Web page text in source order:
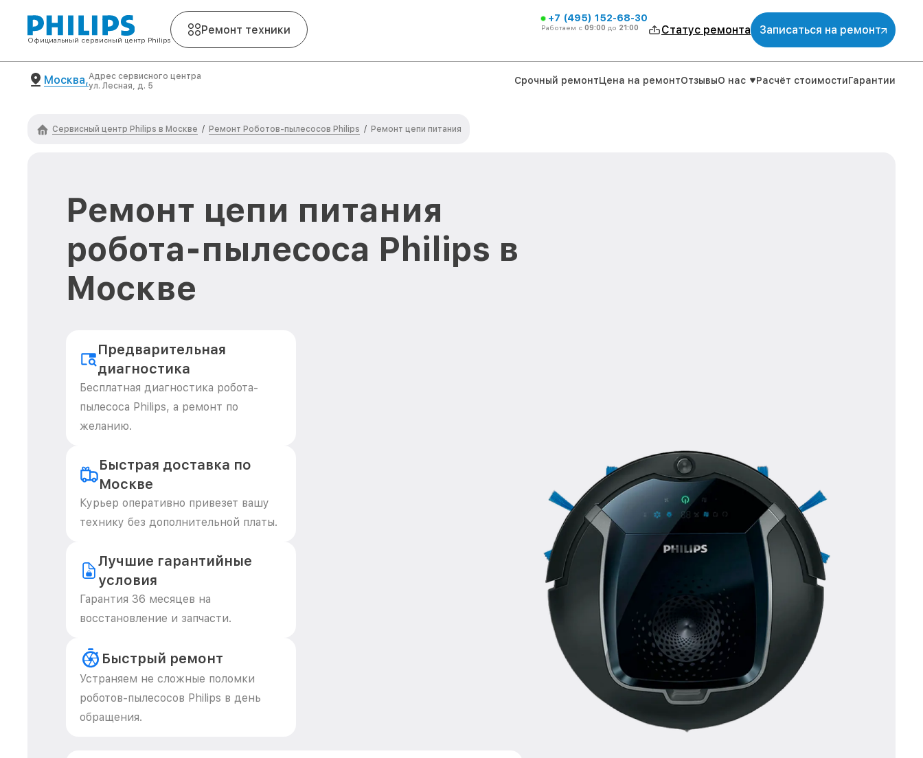
Официальный сервисный центр Philips
Ремонт техники
+7 (495) 152-68-30
Работаем с 09:00 до 21:00 Статус ремонта Записаться на ремонт
Москва,Адрес сервисного центра
ул. Лесная, д. 5
Срочный ремонтЦена на ремонтОтзывыО нас Расчёт стоимостиГарантии
Сервисный центр Philips в Москве / Ремонт Роботов-пылесосов Philips / Ремонт цепи питания
Ремонт цепи питания
робота-пылесоса Philips в
Москве
Предварительная
диагностика
Бесплатная диагностика робота-
пылесоса Philips, а ремонт по
желанию.
Быстрая доставка по
Москве
Курьер оперативно привезет вашу
технику без дополнительной платы.
Лучшие гарантийные
условия
Гарантия 36 месяцев на
восстановление и запчасти.
Быстрый ремонт
Устраняем не сложные поломки
роботов-пылесосов Philips в день
обращения.